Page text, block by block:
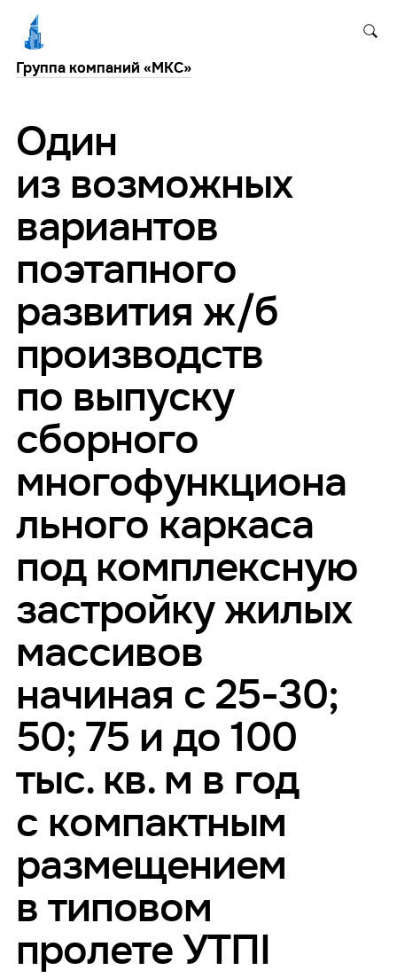
Группа компаний «МКС»
Один
из возможных
вариантов
поэтапного
развития ж/б
производств
по выпуску
сборного
многофункциона
льного каркаса
под комплексную
застройку жилых
массивов
начиная с 25-30;
50; 75 и до 100
тыс. кв. м в год
с компактным
размещением
в типовом
пролете УТПI